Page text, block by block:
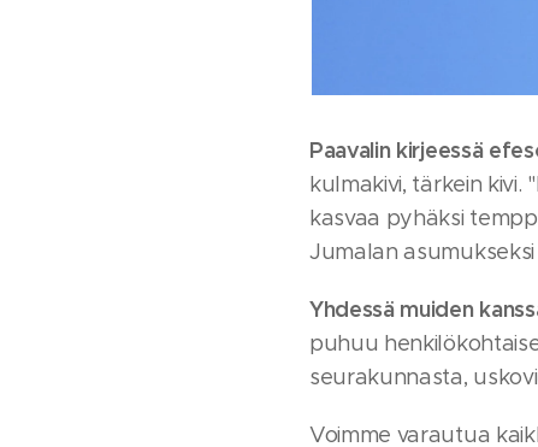
Paavalin kirjeessä
kulmakivi, tärkein kivi.
kasvaa pyhäksi
Jumalan
Yhdessä muiden
puhuu
seurakunnasta,
Voimme varautua